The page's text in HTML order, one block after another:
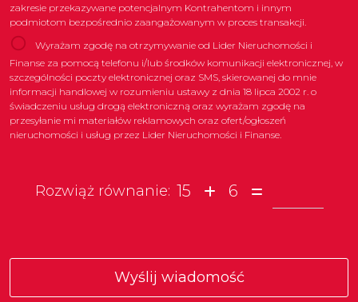
zakresie przekazywane potencjalnym Kontrahentom i innym
podmiotom bezpośrednio zaangażowanym w proces transakcji.
Wyrażam zgodę na otrzymywanie od Lider Nieruchomości i
Finanse za pomocą telefonu i/lub środków komunikacji elektronicznej, w
szczególności poczty elektronicznej oraz SMS, skierowanej do mnie
informacji handlowej w rozumieniu ustawy z dnia 18 lipca 2002 r. o
świadczeniu usług drogą elektroniczną oraz wyrażam zgodę na
przesyłanie mi materiałów reklamowych oraz ofert/ogłoszeń
nieruchomości i usług przez Lider Nieruchomości i Finanse.
Rozwiąż równanie: 15 6